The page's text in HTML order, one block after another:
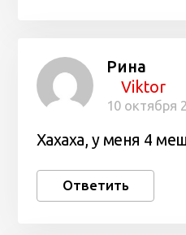
Рина
Viktor
10 октября
Хахаха, у меня 4
Ответить